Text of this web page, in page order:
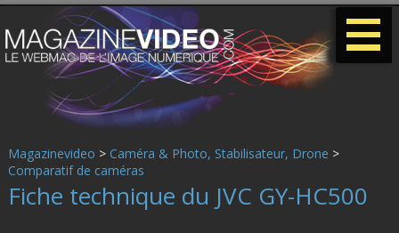
Magazinevideo > Caméra & Photo, Stabilisateur, Drone >
Comparatif de caméras
Fiche technique du JVC GY-HC500
-
-
-